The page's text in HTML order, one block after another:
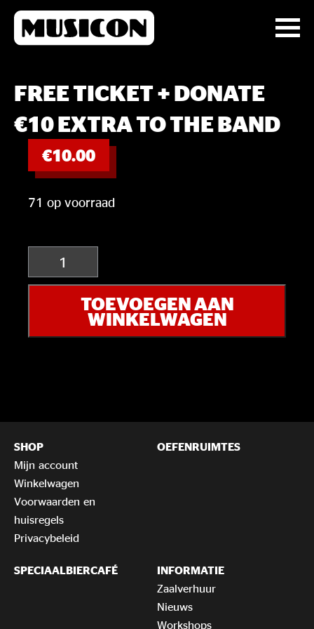
FREE TICKET + DONATE
€10 EXTRA TO THE BAND
€10.00
71 op voorraad
Free
ticket
+
extra
TOEVOEGEN AAN
WINKELWAGEN
SHOP
Mijn account
Winkelwagen
Voorwaarden en
huisregels
Privacybeleid
OEFENRUIMTES
SPECIAALBIERCAFÉ
INFORMATIE
Zaalverhuur
Nieuws
Workshops